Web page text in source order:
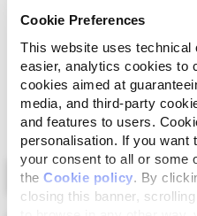
Cookie Preferences
This website uses
easier, analytics cookies to
cookies aimed at
media, and third-party
and features to users.
personalisation. If you want
your consent to all or some
the Cookie policy . By
closing this banner,
manganeux
(sulfate de zinc
Select a tab